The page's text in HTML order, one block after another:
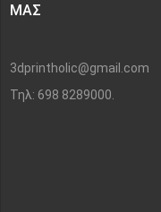
ΜΑΣ
3dprintholic@gmail.com
Τηλ: 698 8289000.